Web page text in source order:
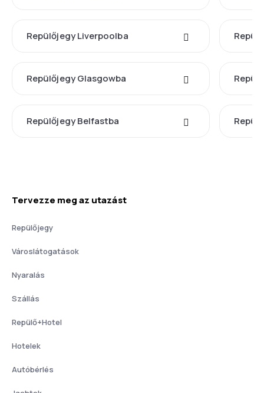
Repülőjegy Liverpoolba
Repülőjegy Glasgowba
Repülőjegy Belfastba
Tervezze meg az utazást
Repülőjegy
Városlátogatások
Nyaralás
Szállás
Repülő+Hotel
Hotelek
Autóbérlés